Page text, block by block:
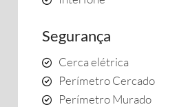
Segurança
Cerca elétrica
Perímetro Cercado
Perímetro Murado